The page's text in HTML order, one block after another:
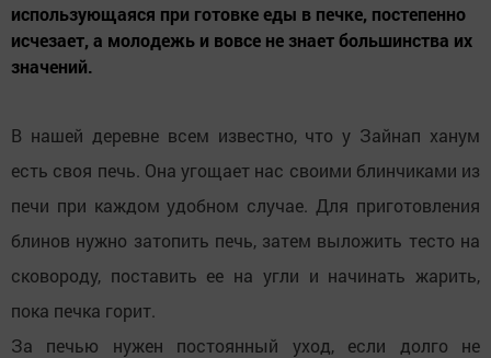
использующаяся при готовке еды в печке, постепенно
исчезает, а молодежь и вовсе не знает большинства их
значений.
В нашей деревне всем известно, что у Зайнап ханум
есть своя печь. Она угощает нас своими блинчиками из
печи при каждом удобном случае. Для приготовления
блинов нужно затопить печь, затем выложить тесто на
сковороду, поставить ее на угли и начинать жарить,
пока печка горит.
За печью нужен постоянный уход, если долго не